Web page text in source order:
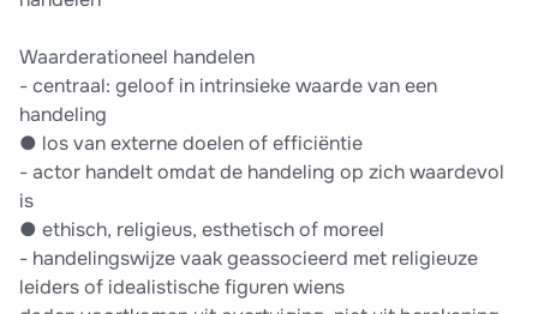
Waarderationeel handelen
- centraal: geloof in intrinsieke waarde van een
handeling
● los van externe doelen of efficiëntie
- actor handelt omdat de handeling op zich waardevol
is
● ethisch, religieus, esthetisch of moreel
- handelingswijze vaak geassocieerd met religieuze
leiders of idealistische figuren wiens